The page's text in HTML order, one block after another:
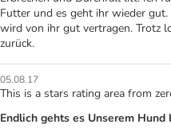
Futter und es geht ihr wieder
wird von ihr gut vertragen. Trotz
zurück.
05.08.17
This is a stars rating area from
Endlich gehts es Unserem Hund